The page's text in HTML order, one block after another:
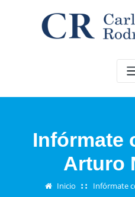
Infórmate
Arturo
Inicio Infórmate